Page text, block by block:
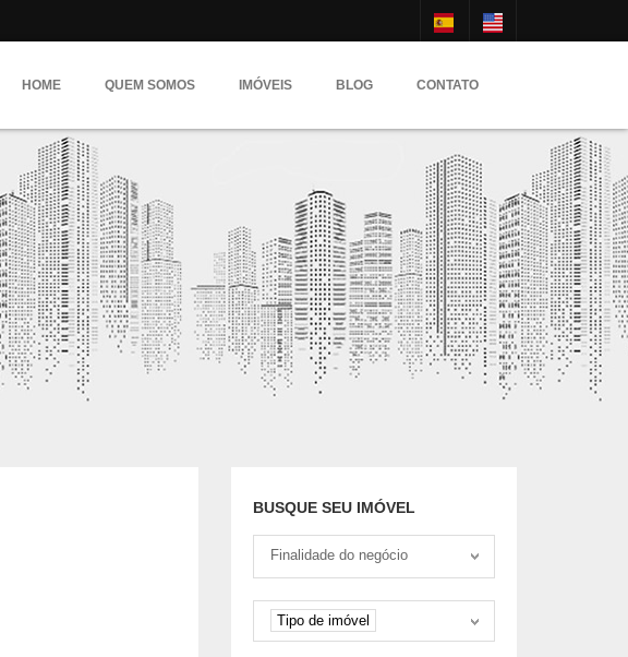
HOME QUEM SOMOS IMÓVEIS BLOG CONTATO
ENTRADA DE 25%
BUSQUE SEU IMÓVEL
Tipo negociação
Finalidade do negócio
Tipo de imóvel
Tipo de imóvel